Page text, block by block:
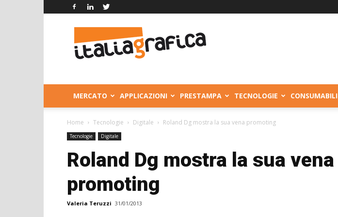
Grafica
MERCATO APPLICAZIONI PRESTAMPA TECNOLOGIE CONSUMABILI
Home Tecnologie Digitale Roland Dg mostra la sua vena promoting
Tecnologie Digitale
Roland Dg mostra la sua vena
promoting
Valeria Teruzzi 31/01/2013